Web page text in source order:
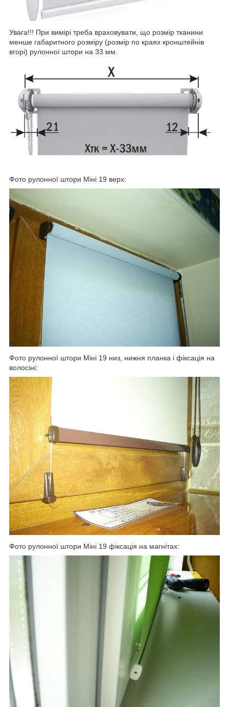
Увага!!! При вимірі треба враховувати, що розмір тканини
менше габаритного розміру (розмір по краях кронштейнів
вгорі) рулонної штори на 33 мм.
Фото рулонної штори Міні 19 верх:
Фото рулонної штори Міні 19 низ, нижня планка і фіксація на
волосіні:
Фото рулонної штори Міні 19 фіксація на магнітах: